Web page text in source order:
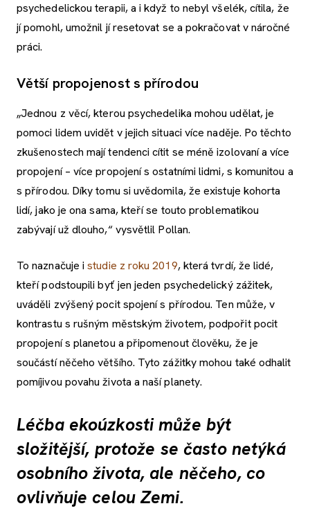
psychedelickou terapii, a i když to nebyl všelék, cítila, že
jí pomohl, umožnil jí resetovat se a pokračovat v náročné
práci.
Větší propojenost s přírodou
„Jednou z věcí, kterou psychedelika mohou udělat, je
pomoci lidem uvidět v jejich situaci více naděje. Po těchto
zkušenostech mají tendenci cítit se méně izolovaní a více
propojení – více propojení s ostatními lidmi, s komunitou a
s přírodou. Díky tomu si uvědomila, že existuje kohorta
lidí, jako je ona sama, kteří se touto problematikou
zabývají už dlouho,“ vysvětlil Pollan.
To naznačuje istudie z roku 2019, která tvrdí, že lidé,
kteří podstoupili byť jen jeden psychedelický zážitek,
uváděli zvýšený pocit spojení s přírodou. Ten může, v
kontrastu s rušným městským životem, podpořit pocit
propojení s planetou a připomenout člověku, že je
součástí něčeho většího. Tyto zážitky mohou také odhalit
pomíjivou povahu života a naší planety.
Léčba ekoúzkosti může být
složitější, protože se často netýká
osobního života, ale něčeho, co
ovlivňuje celou Zemi.